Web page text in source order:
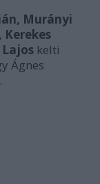
Murányi
Kerekes
kelti
Ágnes